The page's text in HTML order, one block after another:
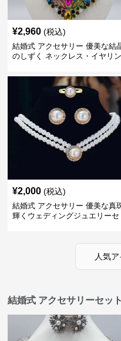
¥2,960 (税込)
結婚式 アクセサリー 優美な結
のしずく ネックレス・イヤリン
¥2,000 (税込)
結婚式 アクセサリー 優美な真
輝くウェディングジュエリーセ
人気
結婚式 アクセサリーセッ